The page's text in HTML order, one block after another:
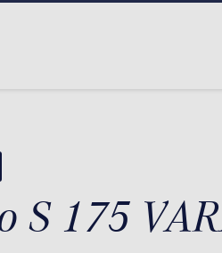
S 175